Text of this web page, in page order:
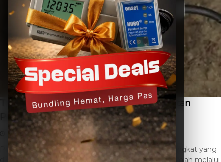
Service
Industries
Blogs
Tree Monitor Fungsi: Mengukur Kesehatan
Pohon Akurat
December 9, 2025 THC SEO Leave a Comment
Pengertian Tree Monitor Tree monitor adalah perangkat yang
digunakan untuk menilai kesehatan pohon secara ilmiah melalui